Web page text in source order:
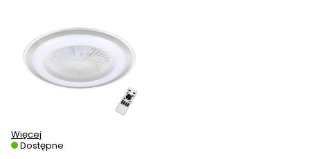
Więcej
Dostępne